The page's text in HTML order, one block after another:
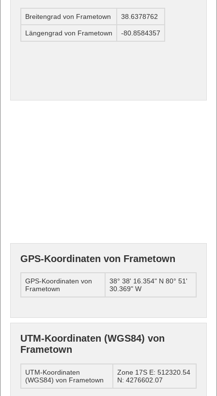
Breitengrad von Frametown 38.6378762
Längengrad von Frametown -80.8584357
GPS-Koordinaten von Frametown
GPS-Koordinaten von
Frametown
38° 38' 16.354" N 80° 51'
30.369" W
UTM-Koordinaten (WGS84) von
Frametown
UTM-Koordinaten
(WGS84) von Frametown
Zone 17S E: 512320.54
N: 4276602.07